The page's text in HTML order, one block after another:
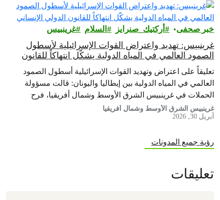
خبر صحفى أركتيك_صنرايز السلام غرينبيس‎
غرينبيس: تهديد واعتراض القوات الإسرائيلية لأسطول
الصمود العالمي في المياه الدولية يشكّل انتهاكاً للقانون
الدولي الإنساني
تعليقاً على اعتراض وتهديد القوات الإسرائيلية أسطول الصمود
العالمي في المياه الدولية بين إيطاليا واليونان: قالت مسؤولة
الحملات في غرينبيس الشرق الأوسط وشمال أفريقيا، فرح
الحطاب، من على متن سفينة…
غرينبيس الشرق الأوسط وشمال أفريقيا
أبريل 30, 2026
رؤية جميع المدونات
تعليقات